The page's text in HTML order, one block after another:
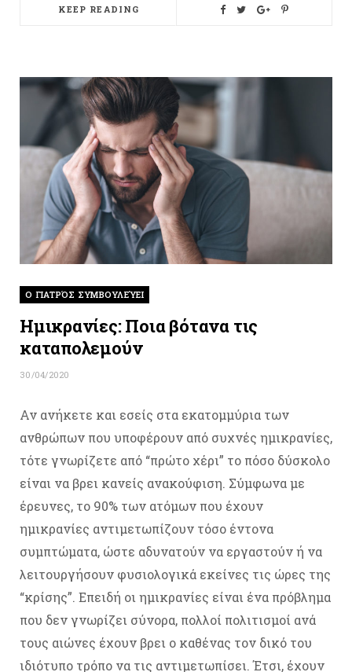
KEEP READING
O ΓΙΑΤΡΌΣ ΣΥΜΒΟΥΛΕΎΕΙ
Ημικρανίες: Ποια βότανα τις
καταπολεμούν
30/04/2020
Αν ανήκετε και εσείς στα εκατομμύρια των
ανθρώπων που υποφέρουν από συχνές ημικρανίες,
τότε γνωρίζετε από “πρώτο χέρι” το πόσο δύσκολο
είναι να βρει κανείς ανακούφιση. Σύμφωνα με
έρευνες, το 90% των ατόμων που έχουν
ημικρανίες αντιμετωπίζουν τόσο έντονα
συμπτώματα, ώστε αδυνατούν να εργαστούν ή να
λειτουργήσουν φυσιολογικά εκείνες τις ώρες της
“κρίσης”. Επειδή οι ημικρανίες είναι ένα πρόβλημα
που δεν γνωρίζει σύνορα, πολλοί πολιτισμοί ανά
τους αιώνες έχουν βρει ο καθένας τον δικό του
ιδιότυπο τρόπο να τις αντιμετωπίσει. Έτσι, έχουν